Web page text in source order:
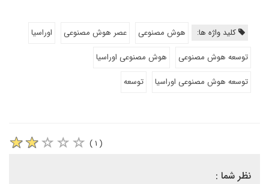
کلید واژه ها: هوش مصنوعی عصر هوش مصنوعی
اوراسیا
توسعه هوش مصنوعی
هوش مصنوعی اوراسیا
توسعه هوش مصنوعی اوراسیا
توسعه
( ۱ )
نظر شما :